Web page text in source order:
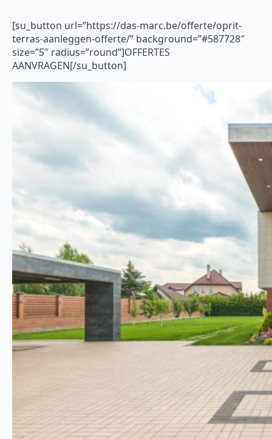
[su_button url=”https://das-marc.be/offerte/oprit-
terras-aanleggen-offerte/” background=”#587728″
size=”5″ radius=”round”]OFFERTES
AANVRAGEN[/su_button]